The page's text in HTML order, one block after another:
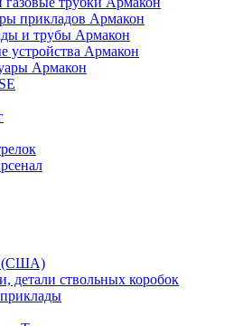
прикладов Армакон
и трубы Армакон
устройства Армакон
Армакон
(США)
детали ствольных коробок